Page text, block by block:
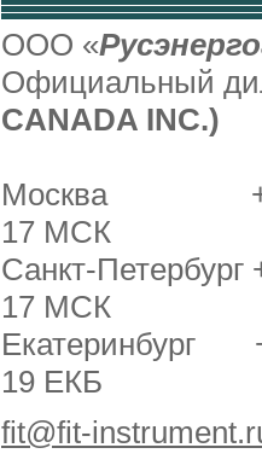
ООО «
Официальный
CANADA INC.)
Москва +7
17 МСК
Санкт-
17 МСК
Екатеринбург
19 ЕКБ
fit@fit-